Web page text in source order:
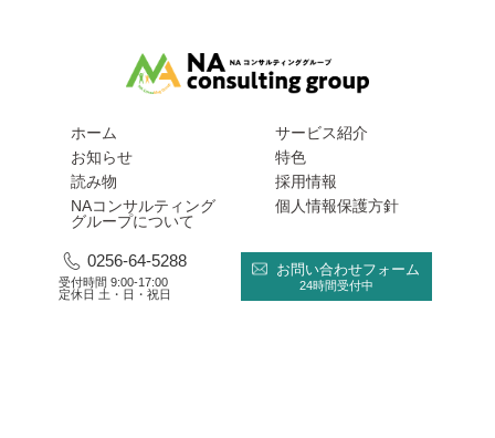
ホーム
お知らせ
読み物
NAコンサルティング
グループについて
サービス紹介
特色
採用情報
個人情報保護方針
0256-64-5288
受付時間 9:00-17:00
定休日 土・日・祝日
お問い合わせフォーム
24時間受付中